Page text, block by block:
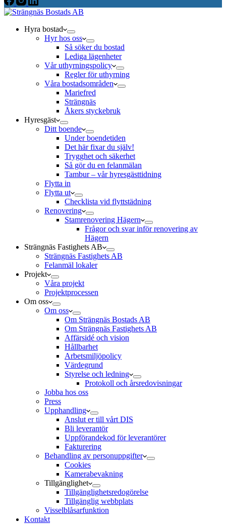
Hyra bostad
Hyr hos oss
Så söker du bostad
Lediga lägenheter
Vår uthyrningspolicy
Regler för uthyrning
Våra bostadsområden
Mariefred
Strängnäs
Åkers styckebruk
Hyresgäst
Ditt boende
Under boendetiden
Det här fixar du själv!
Trygghet och säkerhet
Så gör du en felanmälan
Tambur – vår hyresgästtidning
Flytta in
Flytta ut
Checklista vid flyttstädning
Renovering
Stamrenovering Hägern
Frågor och svar inför renovering av
Hägern
Strängnäs Fastighets AB
Strängnäs Fastighets AB
Felanmäl lokaler
Projekt
Våra projekt
Projektprocessen
Om oss
Om oss
Om Strängnäs Bostads AB
Om Strängnäs Fastighets AB
Affärsidé och vision
Hållbarhet
Arbetsmiljöpolicy
Värdegrund
Styrelse och ledning
Protokoll och årsredovisningar
Jobba hos oss
Press
Upphandling
Anslut er till vårt DIS
Bli leverantör
Uppförandekod för leverantörer
Fakturering
Behandling av personuppgifter
Cookies
Kamerabevakning
Tillgänglighet
Tillgänglighetsredogörelse
Tillgänglig webbplats
Visselblåsarfunktion
Kontakt